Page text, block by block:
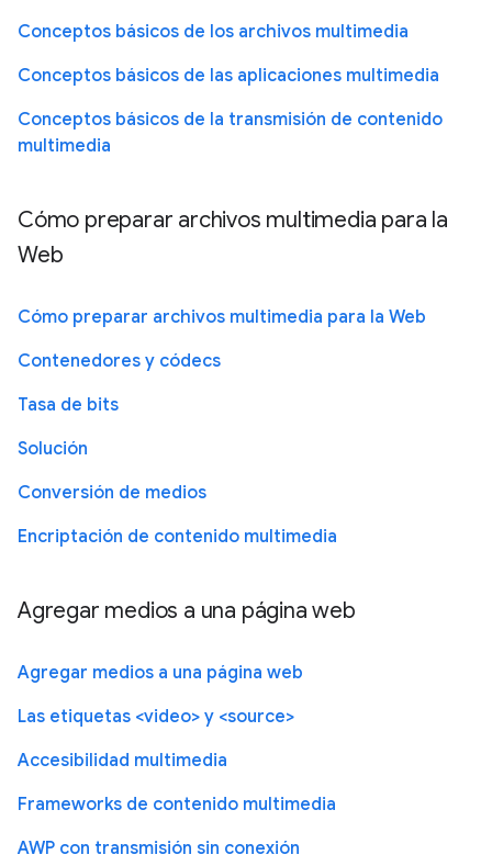
Conceptos básicos de los archivos multimedia
Conceptos básicos de las aplicaciones multimedia
Conceptos básicos de la transmisión de contenido
multimedia
Cómo preparar archivos multimedia para la
Web
Cómo preparar archivos multimedia para la Web
Contenedores y códecs
Tasa de bits
Solución
Conversión de medios
Encriptación de contenido multimedia
Agregar medios a una página web
Agregar medios a una página web
Las etiquetas <video> y <source>
Accesibilidad multimedia
Frameworks de contenido multimedia
AWP con transmisión sin conexión